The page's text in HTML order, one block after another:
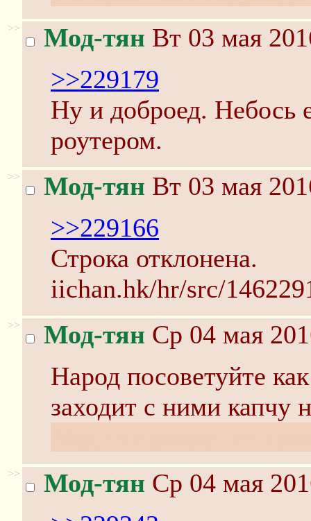
>> Мод-тян Вт 03 мая
>>229179
Ну и доброед.
роутером.
>> Мод-тян Вт 03 мая
>>229166
Строка отклонена.
iichan.hk/hr/src/
>> Мод-тян Ср 04 мая
Народ посоветуйте
заходит с ними капчу
>> Мод-тян Ср 04 мая